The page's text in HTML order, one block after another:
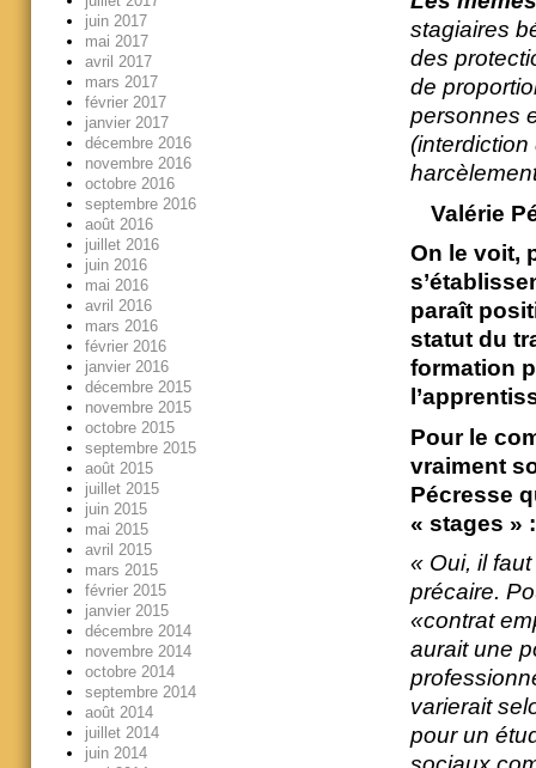
stagiaires
des
de
personnes
(interdiction
Valérie
On le voit,
paraît
statut du
formation
Pour le
vraiment
Pécresse
« stages » :
« Oui, il
précaire.
«contrat
aurait une
varierait
pour un
juin 2017
mai 2017
avril 2017
mars 2017
février 2017
janvier 2017
décembre 2016
novembre 2016
octobre 2016
septembre 2016
août 2016
juillet 2016
juin 2016
mai 2016
avril 2016
mars 2016
février 2016
janvier 2016
décembre 2015
novembre 2015
octobre 2015
septembre 2015
août 2015
juillet 2015
juin 2015
mai 2015
avril 2015
mars 2015
février 2015
janvier 2015
décembre 2014
novembre 2014
octobre 2014
septembre 2014
août 2014
juillet 2014
juin 2014